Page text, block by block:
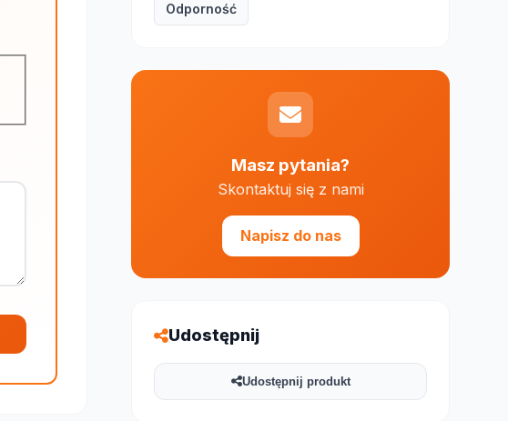
Maksymalnie 1000 znaków
Odporność
Masz pytania?
Skontaktuj się z nami
Napisz do nas
Udostępnij
Udostępnij produkt